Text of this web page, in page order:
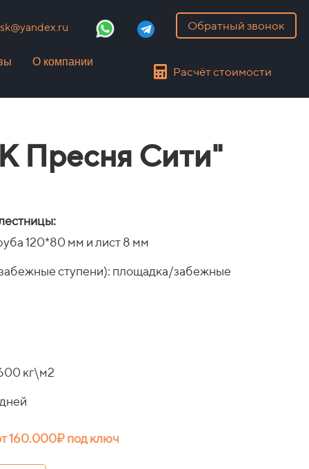
Обратный звонок
О компании
Расчёт стоимости
Пресня Сити"
120*80 мм и лист 8 мм
ступени): площадка/забежные
кг\м2
160.000₽под ключ